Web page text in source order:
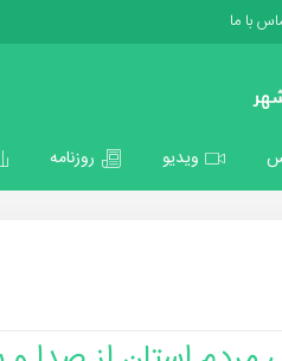
با ما
ویدیو روزنامه